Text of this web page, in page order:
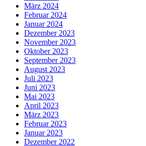
März 2024
Februar 2024
Januar 2024
Dezember 2023
November 2023
Oktober 2023
September 2023
August 2023
Juli 2023
Juni 2023
Mai 2023
April 2023
März 2023
Februar 2023
Januar 2023
Dezember 2022